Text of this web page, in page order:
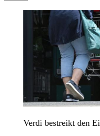
Verdi bestreikt den